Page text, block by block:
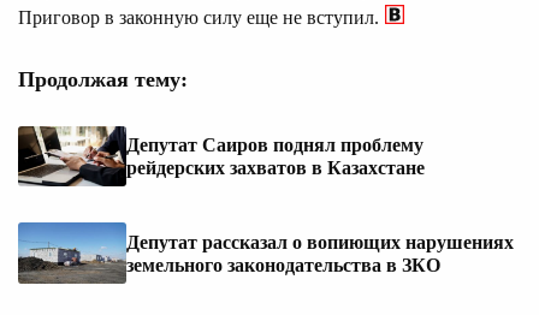
Приговор в законную силу еще не вступил.
Продолжая тему:
Депутат Саиров поднял проблему
рейдерских захватов в Казахстане
Депутат рассказал о вопиющих нарушениях
земельного законодательства в ЗКО